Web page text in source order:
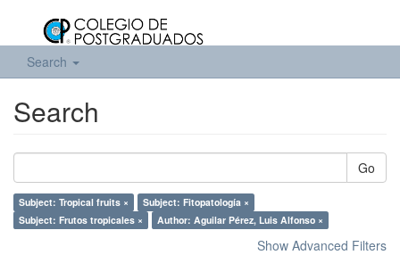
Search
Search
Go
Subject: Tropical fruits ×
Subject: Fitopatología ×
Subject: Frutos tropicales ×
Author: Aguilar Pérez, Luis Alfonso ×
Show Advanced Filters